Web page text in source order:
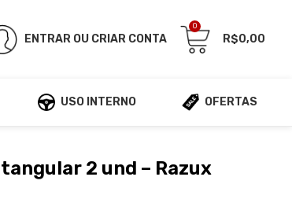
ENTRAR OU CRIAR CONTA
0
R$0,00
USO INTERNO OFERTAS
2 und – Razux